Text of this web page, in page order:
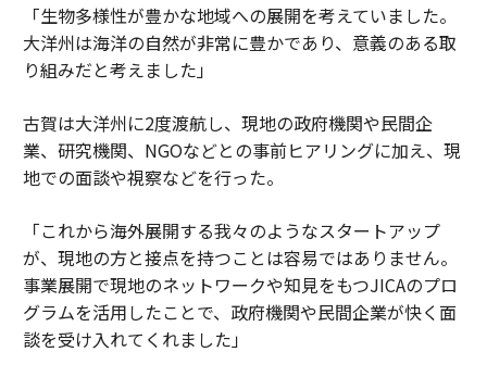
「生物多様性が豊かな地域への展開を考えていました。
大洋州は海洋の自然が非常に豊かであり、意義のある取
り組みだと考えました」
古賀は大洋州に2度渡航し、現地の政府機関や民間企
業、研究機関、NGOなどとの事前ヒアリングに加え、現
地での面談や視察などを行った。
「これから海外展開する我々のようなスタートアップ
が、現地の方と接点を持つことは容易ではありません。
事業展開で現地のネットワークや知見をもつJICAのプロ
グラムを活用したことで、政府機関や民間企業が快く面
談を受け入れてくれました」